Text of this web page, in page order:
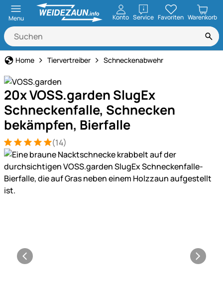
Menu Konto ServiceöffnenFavoriten Warenkorb
Home Tiervertreiber Schneckenabwehr
20x VOSS.garden SlugEx
Schneckenfalle, Schnecken
bekämpfen, Bierfalle
Bewertung: 5 von 5 (14 Bewertungen)
14 Bewertungen
(14)
Produktgalerie